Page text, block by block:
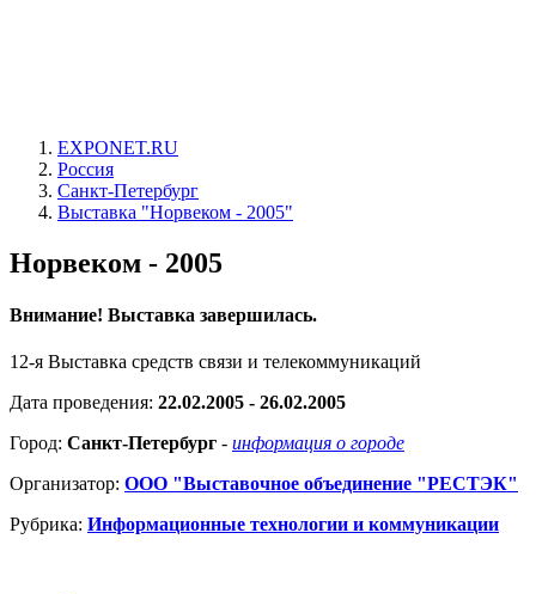
EXPONET.RU
Россия
Санкт-Петербург
Выставка "Норвеком - 2005"
Норвеком - 2005
Внимание! Выставка завершилась.
12-я Выставка средств связи и телекоммуникаций
Дата проведения: 22.02.2005 - 26.02.2005
Город: Санкт-Петербург - информация о городе
Организатор: ООО "Выставочное объединение "РЕСТЭК"
Рубрика: Информационные технологии и коммуникации